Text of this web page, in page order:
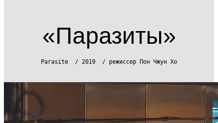
«Паразиты»
Parasite / 2019 / режиссер Пон Чжун Хо